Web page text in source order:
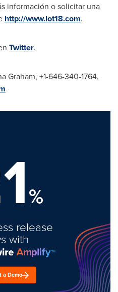
información o solicitar una
http://www.lot18.com.
Twitter.
Graham, +1-646-340-1764,
%
release
with
a Demo